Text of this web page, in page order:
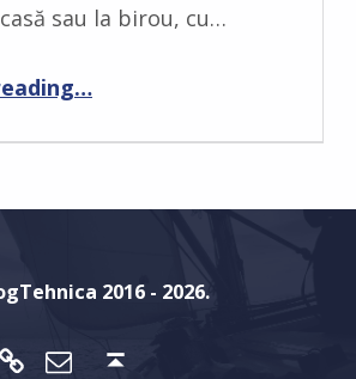
sau la birou, cu…
“Fii productiv oriunde și oricând cu noul monitor portabil Philips 16B1P3302”
…
2016 - 2026.
Discord